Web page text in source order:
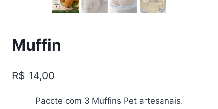
Muffin
R$ 14,00
Pacote com 3 Muffins Pet artesanais.